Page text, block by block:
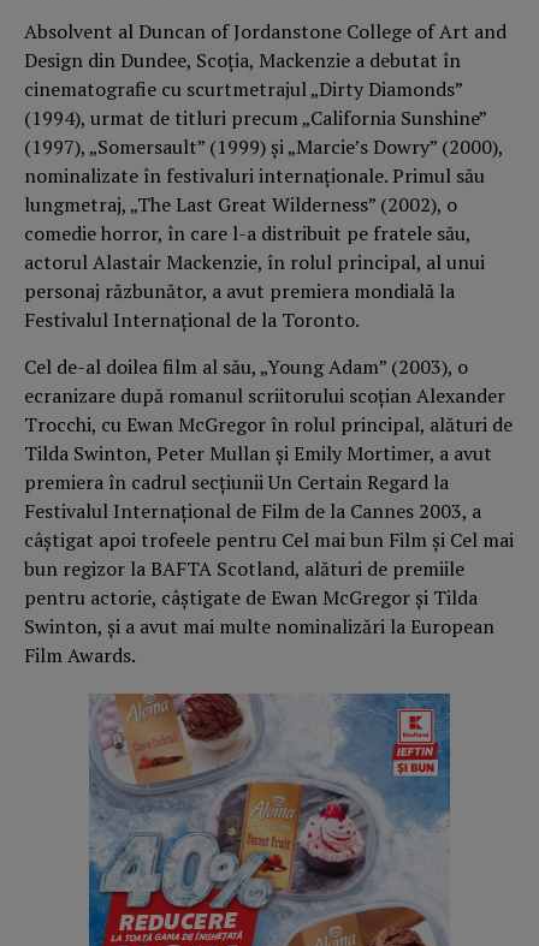
Absolvent al Duncan of Jordanstone College of Art and
Design din Dundee, Scoția, Mackenzie a debutat în
cinematografie cu scurtmetrajul „Dirty Diamonds”
(1994), urmat de titluri precum „California Sunshine”
(1997), „Somersault” (1999) și „Marcie’s Dowry” (2000),
nominalizate în festivaluri internaționale. Primul său
lungmetraj, „The Last Great Wilderness” (2002), o
comedie horror, în care l-a distribuit pe fratele său,
actorul Alastair Mackenzie, în rolul principal, al unui
personaj răzbunător, a avut premiera mondială la
Festivalul Internațional de la Toronto.
Cel de-al doilea film al său, „Young Adam” (2003), o
ecranizare după romanul scriitorului scoțian Alexander
Trocchi, cu Ewan McGregor în rolul principal, alături de
Tilda Swinton, Peter Mullan și Emily Mortimer, a avut
premiera în cadrul secțiunii Un Certain Regard la
Festivalul Internațional de Film de la Cannes 2003, a
câștigat apoi trofeele pentru Cel mai bun Film și Cel mai
bun regizor la BAFTA Scotland, alături de premiile
pentru actorie, câștigate de Ewan McGregor și Tilda
Swinton, și a avut mai multe nominalizări la European
Film Awards.